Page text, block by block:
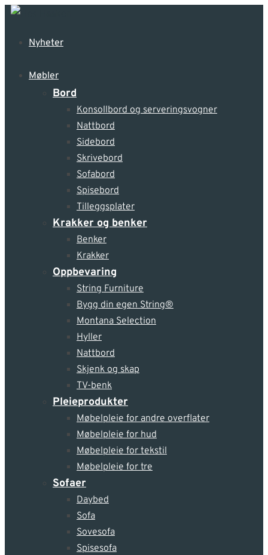
Nyheter
Møbler
Bord
Konsollbord og serveringsvogner
Nattbord
Sidebord
Skrivebord
Sofabord
Spisebord
Tilleggsplater
Krakker og benker
Benker
Krakker
Oppbevaring
String Furniture
Bygg din egen String®
Montana Selection
Hyller
Nattbord
Skjenk og skap
TV-benk
Pleie­produkter
Møbelpleie for andre overflater
Møbelpleie for hud
Møbelpleie for tekstil
Møbelpleie for tre
Sofaer
Daybed
Sofa
Sovesofa
Spisesofa